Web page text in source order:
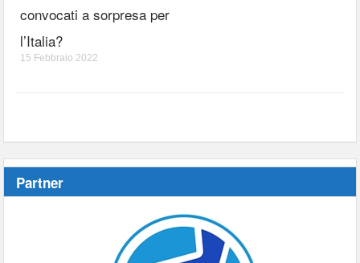
convocati a sorpresa per
l’Italia?
15 Febbraio 2022
Partner